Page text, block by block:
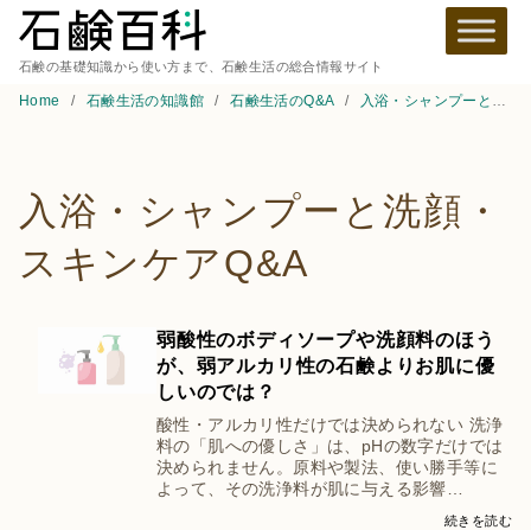
石鹸の基礎知識から使い方まで、石鹸生活の総合情報サイト
Home 石鹸生活の知識館 石鹸生活のQ&A 入浴・シャンプーと洗顔・スキンケアQ&A
入浴・シャンプーと洗顔・
スキンケアQ&A
弱酸性のボディソープや洗顔料のほう
が、弱アルカリ性の石鹸よりお肌に優
しいのでは？
酸性・アルカリ性だけでは決められない 洗浄
料の「肌への優しさ」は、pHの数字だけでは
決められません。原料や製法、使い勝手等に
よって、その洗浄料が肌に与える影響…
続きを読む